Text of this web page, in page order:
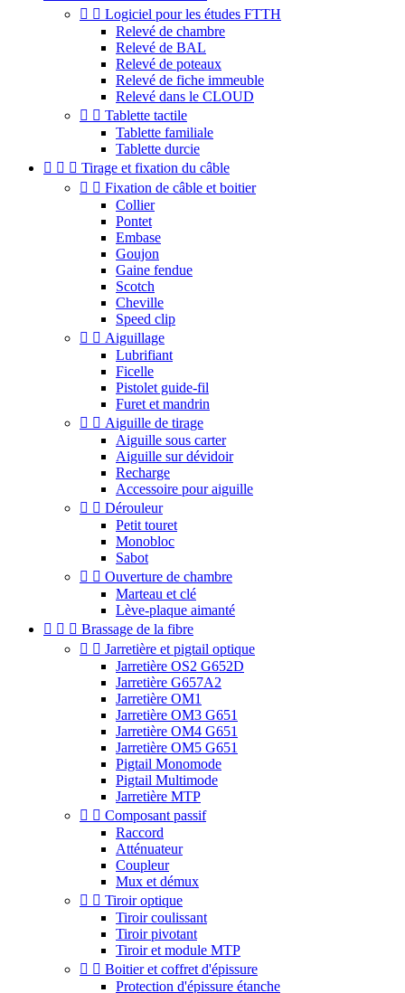
  Logiciel pour les études FTTH
Relevé de chambre
Relevé de BAL
Relevé de poteaux
Relevé de fiche immeuble
Relevé dans le CLOUD
  Tablette tactile
Tablette familiale
Tablette durcie
   Tirage et fixation du câble
  Fixation de câble et boitier
Collier
Pontet
Embase
Goujon
Gaine fendue
Scotch
Cheville
Speed clip
  Aiguillage
Lubrifiant
Ficelle
Pistolet guide-fil
Furet et mandrin
  Aiguille de tirage
Aiguille sous carter
Aiguille sur dévidoir
Recharge
Accessoire pour aiguille
  Dérouleur
Petit touret
Monobloc
Sabot
  Ouverture de chambre
Marteau et clé
Lève-plaque aimanté
   Brassage de la fibre
  Jarretière et pigtail optique
Jarretière OS2 G652D
Jarretière G657A2
Jarretière OM1
Jarretière OM3 G651
Jarretière OM4 G651
Jarretière OM5 G651
Pigtail Monomode
Pigtail Multimode
Jarretière MTP
  Composant passif
Raccord
Atténuateur
Coupleur
Mux et démux
  Tiroir optique
Tiroir coulissant
Tiroir pivotant
Tiroir et module MTP
  Boitier et coffret d'épissure
Protection d'épissure étanche